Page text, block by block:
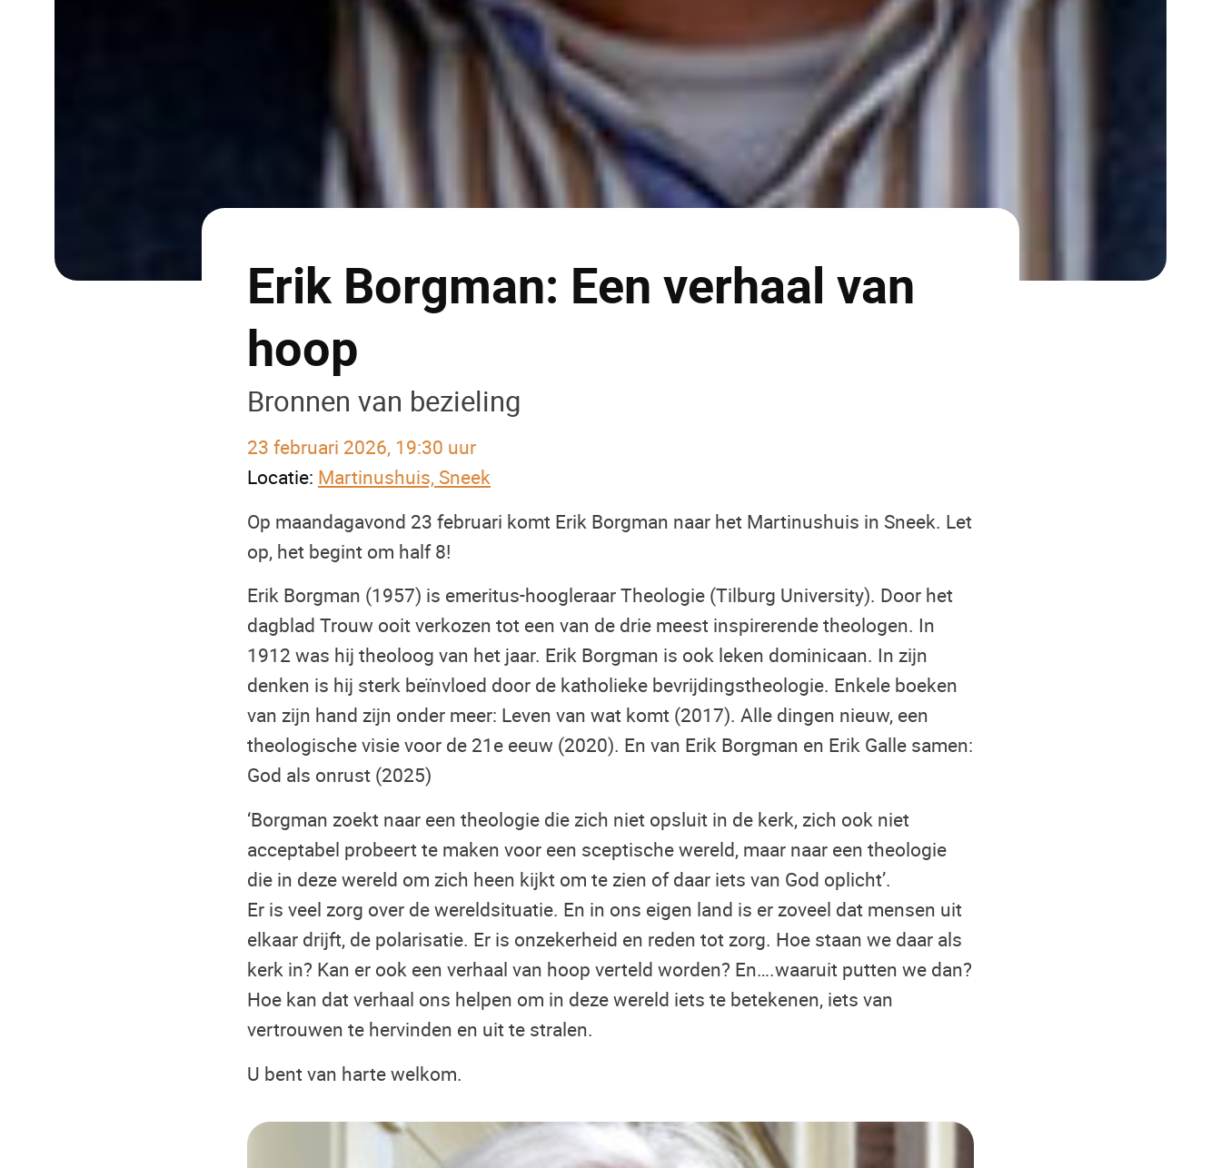
Erik Borgman: Een verhaal van
hoop
Bronnen van bezieling
23 februari 2026, 19:30 uur
Locatie: Martinushuis, Sneek
Op maandagavond 23 februari komt Erik Borgman naar het Martinushuis in Sneek. Let
op, het begint om half 8!
Erik Borgman (1957) is emeritus-hoogleraar Theologie (Tilburg University). Door het
dagblad Trouw ooit verkozen tot een van de drie meest inspirerende theologen. In
1912 was hij theoloog van het jaar. Erik Borgman is ook leken dominicaan. In zijn
denken is hij sterk beïnvloed door de katholieke bevrijdingstheologie. Enkele boeken
van zijn hand zijn onder meer: Leven van wat komt (2017). Alle dingen nieuw, een
theologische visie voor de 21e eeuw (2020). En van Erik Borgman en Erik Galle samen:
God als onrust (2025)
‘Borgman zoekt naar een theologie die zich niet opsluit in de kerk, zich ook niet
acceptabel probeert te maken voor een sceptische wereld, maar naar een theologie
die in deze wereld om zich heen kijkt om te zien of daar iets van God oplicht’.
Er is veel zorg over de wereldsituatie. En in ons eigen land is er zoveel dat mensen uit
elkaar drijft, de polarisatie. Er is onzekerheid en reden tot zorg. Hoe staan we daar als
kerk in? Kan er ook een verhaal van hoop verteld worden? En….waaruit putten we dan?
Hoe kan dat verhaal ons helpen om in deze wereld iets te betekenen, iets van
vertrouwen te hervinden en uit te stralen.
U bent van harte welkom.